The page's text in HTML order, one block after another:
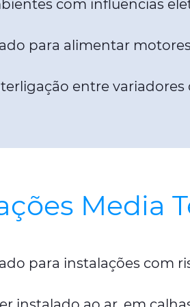
com influências
para alimentar
entre
Media
para instalações com